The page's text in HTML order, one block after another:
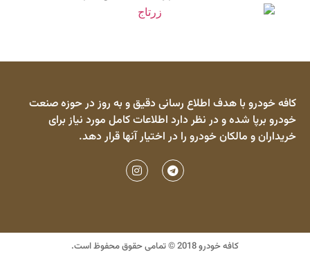
کافه خودرو با هدف اطلاع رسانی دقیق و به روز در حوزه صنعت
خودرو برپا شده و در نظر دارد اطلاعات کامل مورد نیاز برای
خریداران و مالکان خودرو را در اختیار آنها قرار دهد.
کافه خودرو 2018 © تمامی حقوق محفوظ است.